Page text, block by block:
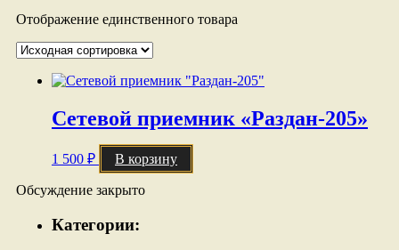
Отображение единственного товара
Сетевой приемник «Раздан-205»
1 500 ₽ В корзину
Обсуждение закрыто
Категории: